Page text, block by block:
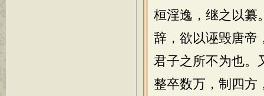
桓淫逸，继之以纂
辞，欲以诬毁唐帝
君子之所不为也。
整卒数万，制四方